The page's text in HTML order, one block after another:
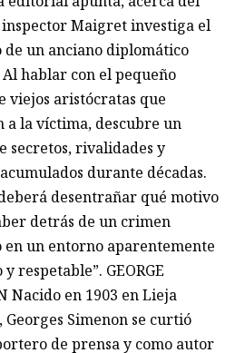
Maigret investiga el
de un anciano diplomático
hablar con el pequeño
viejos aristócratas que
a la víctima, descubre un
secretos, rivalidades y
durante décadas.
desentrañar qué motivo
detrás de un crimen
en un entorno aparentemente
respetable”. GEORGE
Nacido en 1903 en Lieja
Georges Simenon se curtió
de prensa y como autor